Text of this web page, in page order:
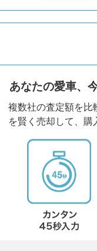
あなたの愛車、
複数社の査定額を比
を賢く売却して、購